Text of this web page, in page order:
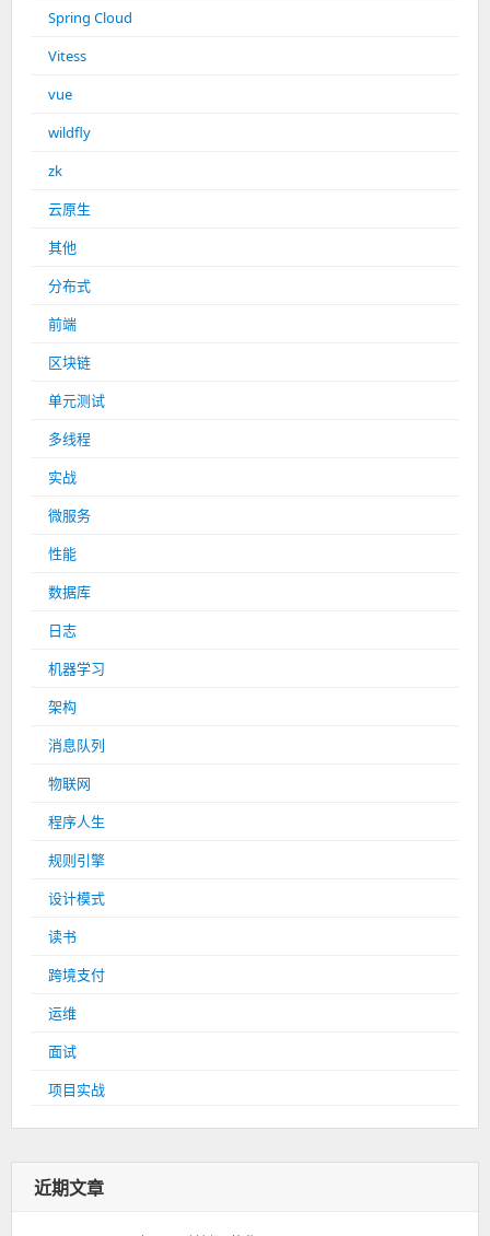
Spring Cloud
Vitess
vue
wildfly
zk
云原生
其他
分布式
前端
区块链
单元测试
多线程
实战
微服务
性能
数据库
日志
机器学习
架构
消息队列
物联网
程序人生
规则引擎
设计模式
读书
跨境支付
运维
面试
项目实战
近期文章